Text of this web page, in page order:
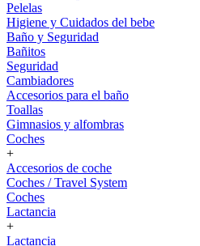
Pelelas
Higiene y Cuidados del bebe
Baño y Seguridad
Bañitos
Seguridad
Cambiadores
Accesorios para el baño
Toallas
Gimnasios y alfombras
Coches
+
Accesorios de coche
Coches / Travel System
Coches
Lactancia
+
Lactancia